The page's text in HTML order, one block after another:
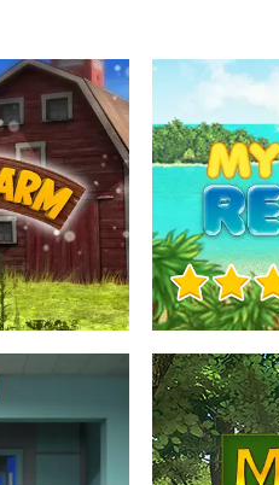
Informații despre joc